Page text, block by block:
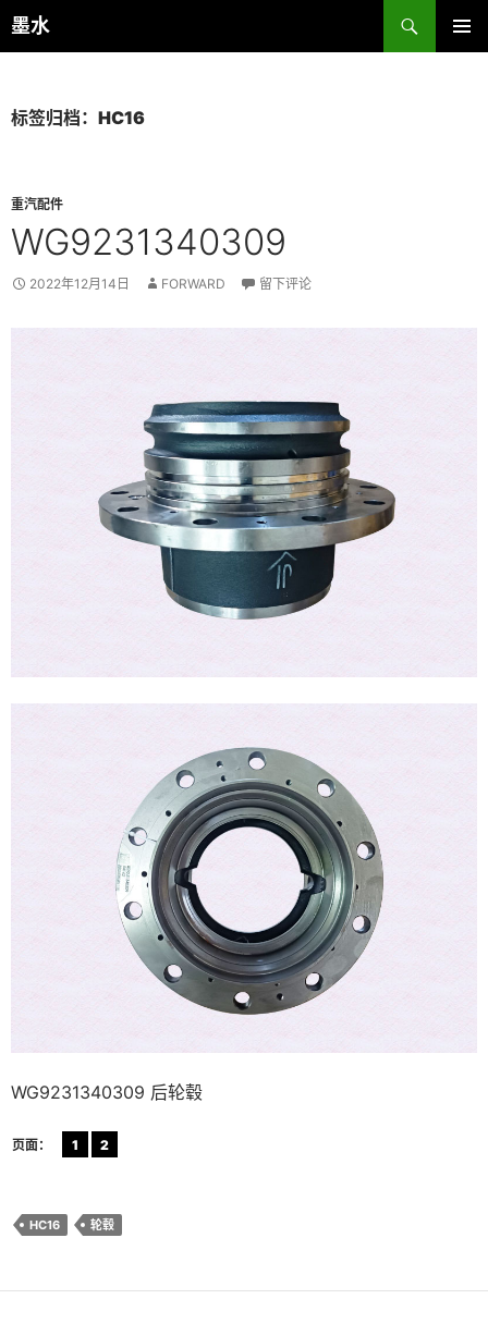
跳
至
墨水
搜
索
标签归档：HC16
重汽配件
WG9231340309
2022年12月14日 FORWARD 留下评论
WG9231340309 后轮毂
页面： 1 2
HC16 轮毂